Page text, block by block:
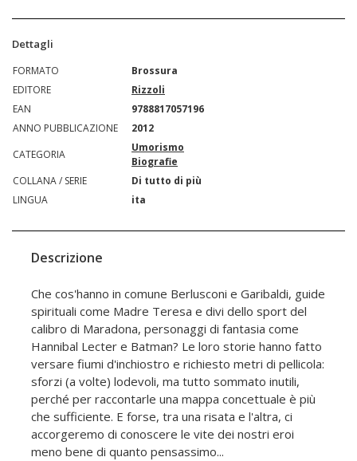
Dettagli
FORMATO
Brossura
EDITORE
Rizzoli
EAN
9788817057196
ANNO PUBBLICAZIONE
2012
CATEGORIA
Umorismo
Biografie
COLLANA / SERIE
Di tutto di più
LINGUA
ita
Descrizione
Che cos'hanno in comune Berlusconi e Garibaldi, guide
spirituali come Madre Teresa e divi dello sport del
calibro di Maradona, personaggi di fantasia come
Hannibal Lecter e Batman? Le loro storie hanno fatto
versare fiumi d'inchiostro e richiesto metri di pellicola:
sforzi (a volte) lodevoli, ma tutto sommato inutili,
perché per raccontarle una mappa concettuale è più
che sufficiente. E forse, tra una risata e l'altra, ci
accorgeremo di conoscere le vite dei nostri eroi
meno bene di quanto pensassimo...